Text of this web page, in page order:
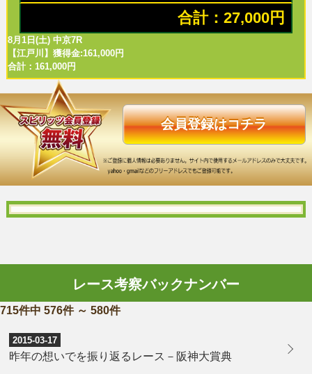
合計：27,000円
8月1日(土) 中京7R
【江戸川】獲得金:161,000円
合計：161,000円
会員登録はコチラ
レース考察バックナンバー
715件中 576件 ～ 580件
2015-03-17
昨年の想いでを振り返るレース－阪神大賞典